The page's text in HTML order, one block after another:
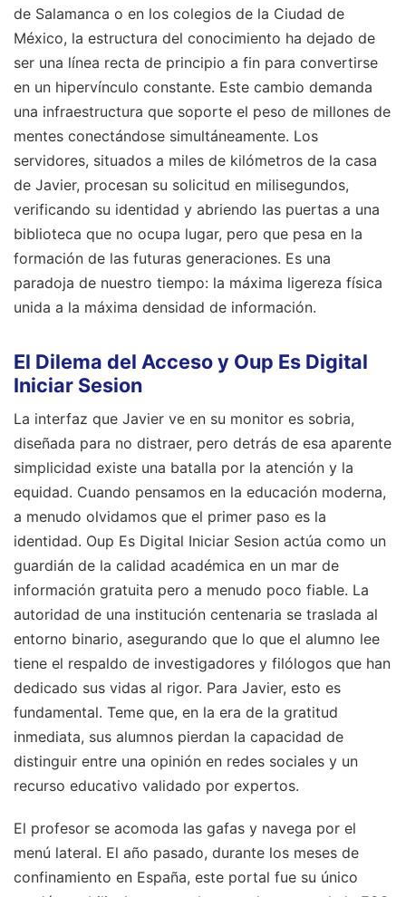
de Salamanca o en los colegios de la Ciudad de
México, la estructura del conocimiento ha dejado de
ser una línea recta de principio a fin para convertirse
en un hipervínculo constante. Este cambio demanda
una infraestructura que soporte el peso de millones de
mentes conectándose simultáneamente. Los
servidores, situados a miles de kilómetros de la casa
de Javier, procesan su solicitud en milisegundos,
verificando su identidad y abriendo las puertas a una
biblioteca que no ocupa lugar, pero que pesa en la
formación de las futuras generaciones. Es una
paradoja de nuestro tiempo: la máxima ligereza física
unida a la máxima densidad de información.
El Dilema del Acceso y Oup Es Digital
Iniciar Sesion
La interfaz que Javier ve en su monitor es sobria,
diseñada para no distraer, pero detrás de esa aparente
simplicidad existe una batalla por la atención y la
equidad. Cuando pensamos en la educación moderna,
a menudo olvidamos que el primer paso es la
identidad. Oup Es Digital Iniciar Sesion actúa como un
guardián de la calidad académica en un mar de
información gratuita pero a menudo poco fiable. La
autoridad de una institución centenaria se traslada al
entorno binario, asegurando que lo que el alumno lee
tiene el respaldo de investigadores y filólogos que han
dedicado sus vidas al rigor. Para Javier, esto es
fundamental. Teme que, en la era de la gratitud
inmediata, sus alumnos pierdan la capacidad de
distinguir entre una opinión en redes sociales y un
recurso educativo validado por expertos.
El profesor se acomoda las gafas y navega por el
menú lateral. El año pasado, durante los meses de
confinamiento en España, este portal fue su único